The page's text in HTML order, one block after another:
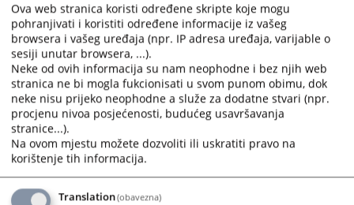
Trenutno nema vijesti
Ova web stranica koristi određene skripte koje mogu
pohranjivati i koristiti određene informacije iz vašeg
browsera i vašeg uređaja (npr. IP adresa uređaja, varijable o
sesiji unutar browsera, ...).
Neke od ovih informacija su nam neophodne i bez njih web
stranica ne bi mogla fukcionisati u svom punom obimu, dok
neke nisu prijeko neophodne a služe za dodatne stvari (npr.
procjenu nivoa posjećenosti, budućeg usavršavanja
stranice...).
Na ovom mjestu možete dozvoliti ili uskratiti pravo na
korištenje tih informacija.
Translation(obavezna)